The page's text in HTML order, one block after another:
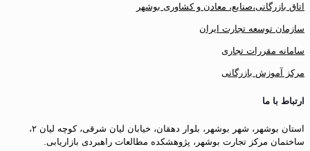
اتاق بازرگانی،صنایع، معادن و کشاوری بوشهر
سازمان توسعه تجارت ایران
سامانه مقررات تجاری
مرکز آموزش بازرگانی
ارتباط با ما
استان بوشهر، شهر بوشهر، بلوار دهقان، خیابان لیان شرقی، کوچه لیان ۲،
ساختمان مرکز تجارت بوشهر، پژوهشکده مطالعات راهبردی بازاریابی.